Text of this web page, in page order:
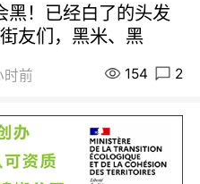
黑！已经白了的头发
友们，黑米、黑
时前 154 2